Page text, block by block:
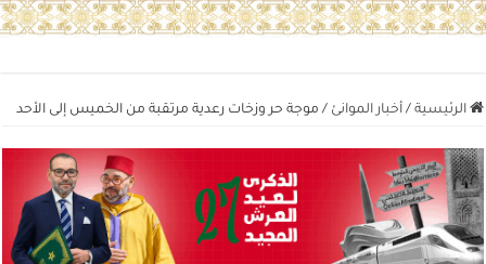
الرئيسية / أخبار الموانئ / موجة حر وزخات رعدية مرتقبة من الخميس إلى الأحد